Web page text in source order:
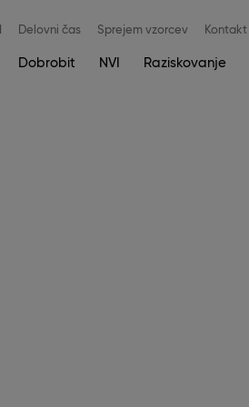
Delovni čas Sprejem vzorcev Kontakt
Dobrobit NVI Raziskovanje